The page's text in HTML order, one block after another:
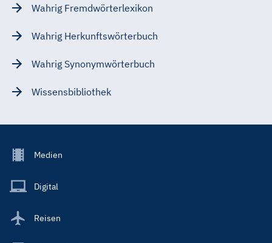
Wahrig Fremdwörterlexikon
Wahrig Herkunftswörterbuch
Wahrig Synonymwörterbuch
Wissensbibliothek
Footer
Main
Medien
Digital
Reisen